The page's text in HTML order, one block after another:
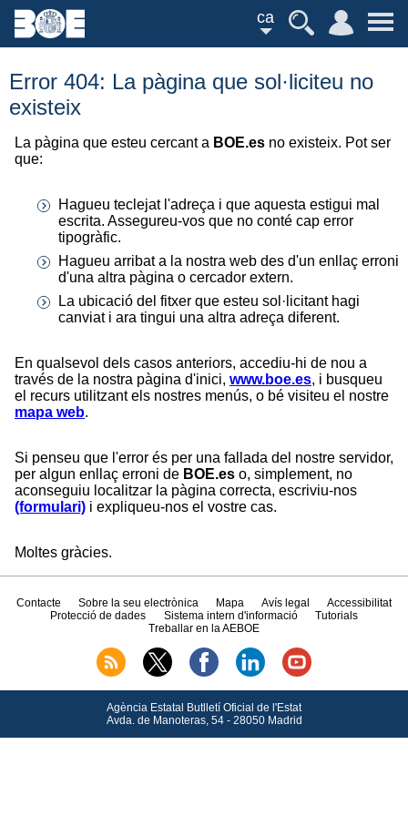
ca
Error 404: La pàgina que sol·liciteu no
existeix
La pàgina que esteu cercant a BOE.es no existeix. Pot ser
que:
Hagueu teclejat l'adreça i que aquesta estigui mal
escrita. Assegureu-vos que no conté cap error
tipogràfic.
Hagueu arribat a la nostra web des d'un enllaç erroni
d'una altra pàgina o cercador extern.
La ubicació del fitxer que esteu sol·licitant hagi
canviat i ara tingui una altra adreça diferent.
En qualsevol dels casos anteriors, accediu-hi de nou a
través de la nostra pàgina d'inici, www.boe.es, i busqueu
el recurs utilitzant els nostres menús, o bé visiteu el nostre
mapa web.
Si penseu que l'error és per una fallada del nostre servidor,
per algun enllaç erroni de BOE.es o, simplement, no
aconseguiu localitzar la pàgina correcta, escriviu-nos
(formulari) i expliqueu-nos el vostre cas.
Moltes gràcies.
Contacte Sobre la seu electrònica Mapa Avís legal
Accessibilitat
Protecció de dades
Sistema intern d'informació
Tutorials
Treballar en la AEBOE
Agència Estatal Butlletí Oficial de l'Estat
Avda.de Manoteras, 54 - 28050 Madrid